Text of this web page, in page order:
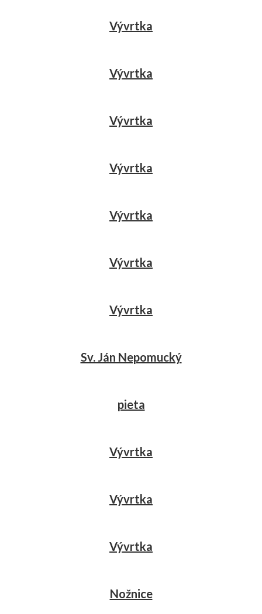
Vývrtka
Vývrtka
Vývrtka
Vývrtka
Vývrtka
Vývrtka
Vývrtka
Sv. Ján Nepomucký
pieta
Vývrtka
Vývrtka
Vývrtka
Nožnice